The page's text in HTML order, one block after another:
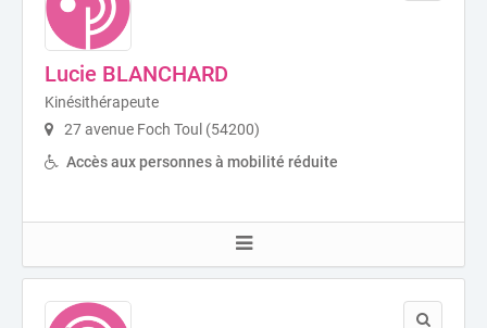
Lucie BLANCHARD
Kinésithérapeute
27 avenue Foch Toul (54200)
Accès aux personnes à mobilité réduite